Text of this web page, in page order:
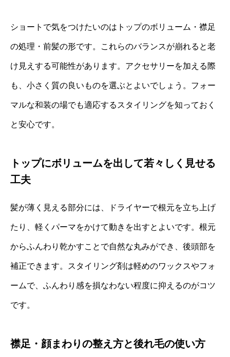
ショートで気をつけたいのはトップのボリューム・襟足
の処理・前髪の形です。これらのバランスが崩れると老
け見えする可能性があります。アクセサリーを加える際
も、小さく質の良いものを選ぶとよいでしょう。フォー
マルな和装の場でも適応するスタイリングを知っておく
と安心です。
トップにボリュームを出して若々しく見せる
工夫
髪が薄く見える部分には、ドライヤーで根元を立ち上げ
たり、軽くパーマをかけて動きを出すとよいです。根元
からふんわり乾かすことで自然な丸みができ、後頭部を
補正できます。スタイリング剤は軽めのワックスやフォ
ームで、ふんわり感を損なわない程度に抑えるのがコツ
です。
襟足・顔まわりの整え方と後れ毛の使い方